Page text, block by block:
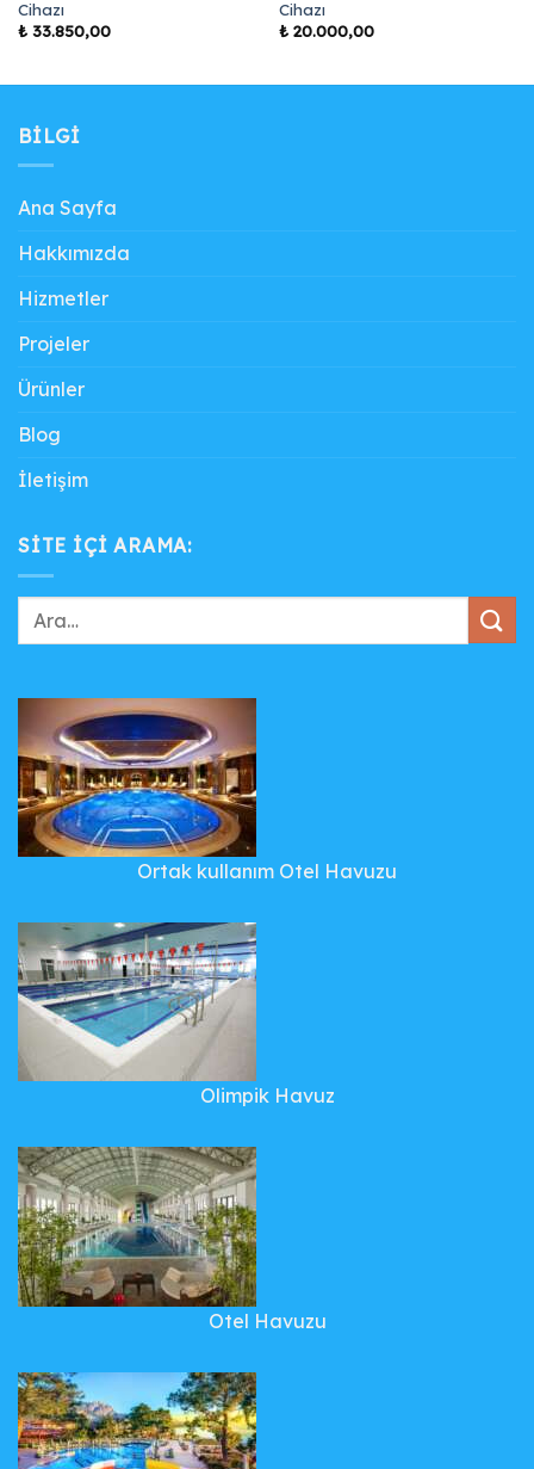
Cihazı
₺33.850,00
Cihazı
₺20.000,00
BILGI
Ana Sayfa
Hakkımızda
Hizmetler
Projeler
Ürünler
Blog
İletişim
SITE IÇI ARAMA:
Ortak kullanım Otel Havuzu
Olimpik Havuz
Otel Havuzu